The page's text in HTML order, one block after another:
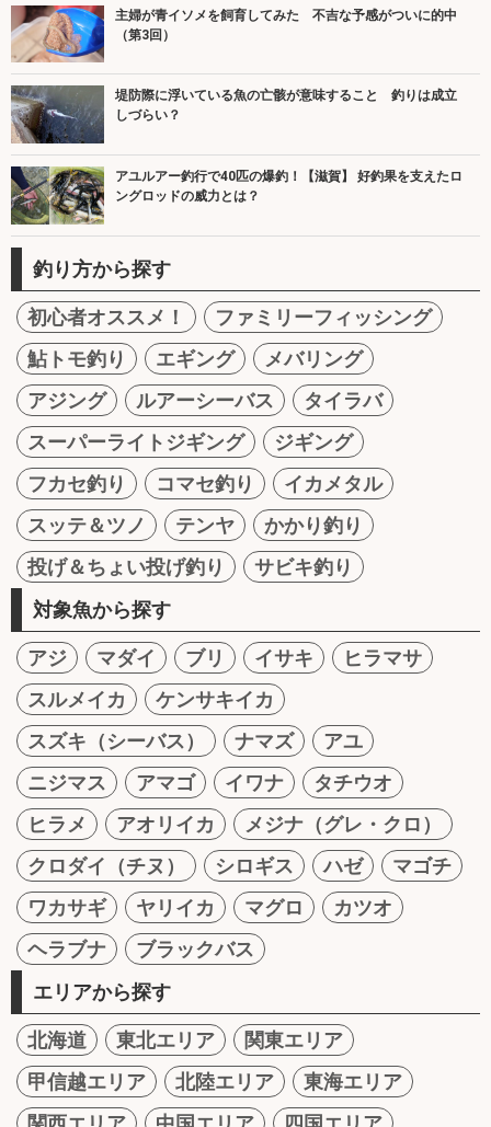
主婦が青イソメを飼育してみた 不吉な予感がついに的中
（第3回）
堤防際に浮いている魚の亡骸が意味すること 釣りは成立
しづらい？
アユルアー釣行で40匹の爆釣！【滋賀】 好釣果を支えたロ
ングロッドの威力とは？
釣り方から探す
初心者オススメ！
ファミリーフィッシング
鮎トモ釣り
エギング
メバリング
アジング
ルアーシーバス
タイラバ
スーパーライトジギング
ジギング
フカセ釣り
コマセ釣り
イカメタル
スッテ＆ツノ
テンヤ
かかり釣り
投げ＆ちょい投げ釣り
サビキ釣り
対象魚から探す
アジ マダイ ブリ イサキ
ヒラマサ
スルメイカ
ケンサキイカ
スズキ（シーバス）
ナマズ
アユ
ニジマス
アマゴ イワナ
タチウオ
ヒラメ
アオリイカ
メジナ（グレ・クロ）
クロダイ（チヌ）
シロギス ハゼ
マゴチ
ワカサギ
ヤリイカ マグロ
カツオ
ヘラブナ
ブラックバス
エリアから探す
北海道 東北エリア
関東エリア
甲信越エリア
北陸エリア
東海エリア